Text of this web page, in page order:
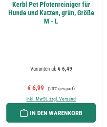
Kerbl Pet Pfotenreiniger für
Hunde und Katzen, grün, Größe
M - L
Varianten ab€ 6,49
Verkaufspreis:
€ 6,99 Regulärer Preis:
(23% gespart)
inkl. MwSt. zzgl. Versand
IN DEN WARENKORB